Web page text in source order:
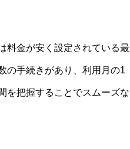
料金が安く設定されている最
の手続きがあり、利用月の1
を把握することでスムーズな